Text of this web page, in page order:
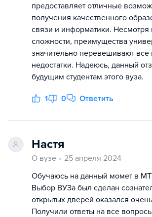
предоставляет отличные
получения качественного
связи и информатики. Несмотря
сложности, преимущества
значительно перевешивают
недостатки. Надеюсь, данный
будущим студентам этого вуза.
1 0 Ответить
Настя
О вузе
25 апреля 2024
Обучаюсь на данный момет в
Выбор ВУЗа был сделан
открытых дверей оказался
Получили ответы на все